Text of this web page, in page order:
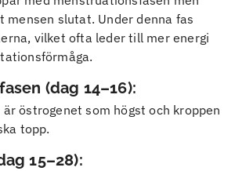
slutat. Under denna fas
vilket ofta leder till mer energi
(dag 14–16):
är östrogenet som högst och kroppen
topp.
15–28):